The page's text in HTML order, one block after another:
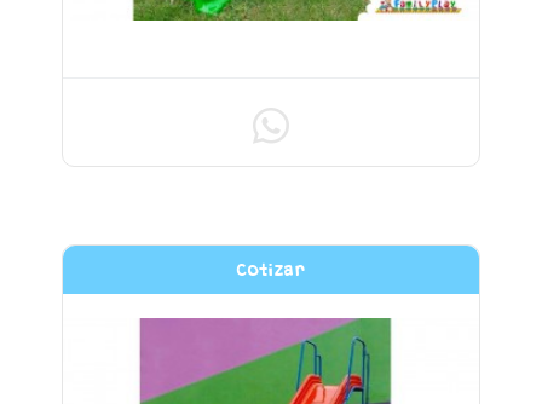
TOBOGAN DE 1.20m DE ALTURA
Cotizar